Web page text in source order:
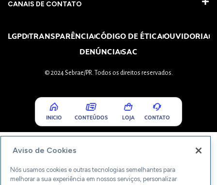
CANAIS DE CONTATO
LGPDTRANSPARÊNCIACÓDIGO DE ÉTICAOUVIDORIA
DENÚNCIASAC
© 2024 Sebrae/PR. Todos os direitos reservados.
INICIO CONTEÚDOS LOJA CONTATO
Aviso de Cookies
Nós usamos cookies e outras tecnologias semelhantes para
melhorar a sua experiência em nossos serviços, personalizar